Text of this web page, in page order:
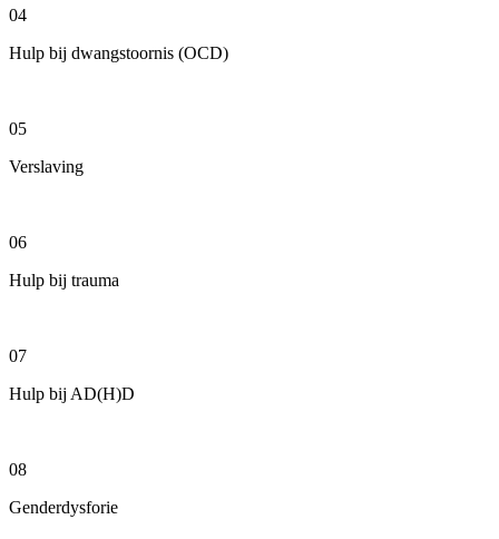
04
Hulp bij dwangstoornis (OCD)
05
Verslaving
06
Hulp bij trauma
07
Hulp bij AD(H)D
08
Genderdysforie